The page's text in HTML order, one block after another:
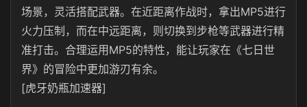
场景，灵活搭配武器。在近距离作战时，拿出MP5进行
火力压制，而在中远距离，则切换到步枪等武器进行精
准打击。合理运用MP5的特性，能让玩家在《七日世
界》的冒险中更加游刃有余。
[虎牙奶瓶加速器]